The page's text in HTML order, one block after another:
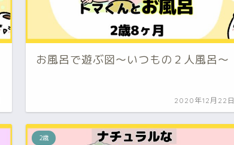
お風呂で遊ぶ図～いつもの２人風呂～
2020年12月22日
2歳